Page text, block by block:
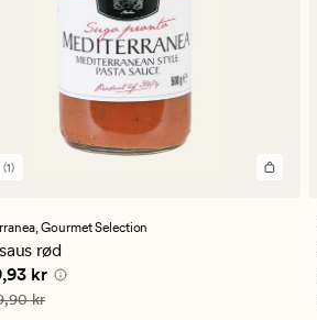
(1)
Gourmet Selection
rød
pris
kr
pris 99,90 kr
kr